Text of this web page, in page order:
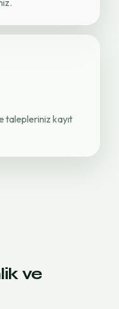
talepleriniz kayıt
ve